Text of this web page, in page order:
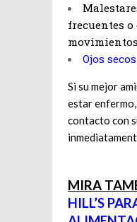
frecuentes o
Ojos secos
Si su mejor
estar
contacto con
MIRA
HILL’S